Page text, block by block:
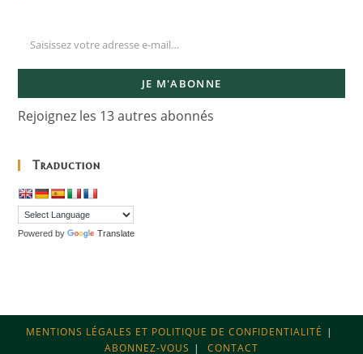
JE M'ABONNE
Rejoignez les 13 autres abonnés
Traduction
Powered by Translate
MENTIONS LÉGALES ET POLITIQUE DE CONFIDENTIALITÉ
ABONNEZ-VOUS
CONTACT